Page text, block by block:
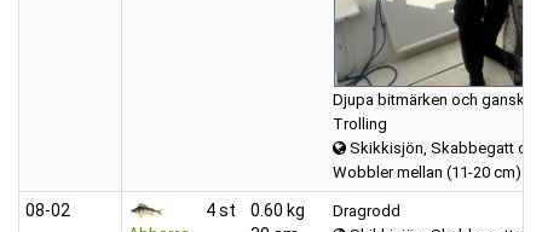
Djupa bitmärken och ganska
Trolling
Skikkisjön, Skabbegatt
Wobbler mellan (11-20 cm)
08‑02
4 st
0.60 kg
Dragrodd